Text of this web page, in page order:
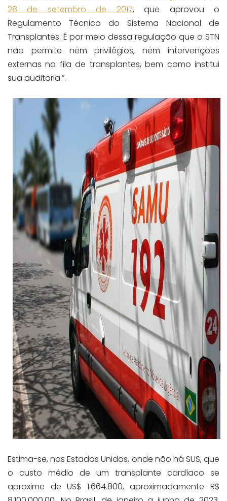
28 de setembro de 2017, que aprovou o
Regulamento Técnico do Sistema Nacional de
Transplantes. É por meio dessa regulação que o STN
não permite nem privilégios, nem intervenções
externas na fila de transplantes, bem como institui
sua auditoria.”.
Estima-se, nos Estados Unidos, onde não há SUS, que
o custo médio de um transplante cardíaco se
aproxime de US$ 1.664.800, aproximadamente R$